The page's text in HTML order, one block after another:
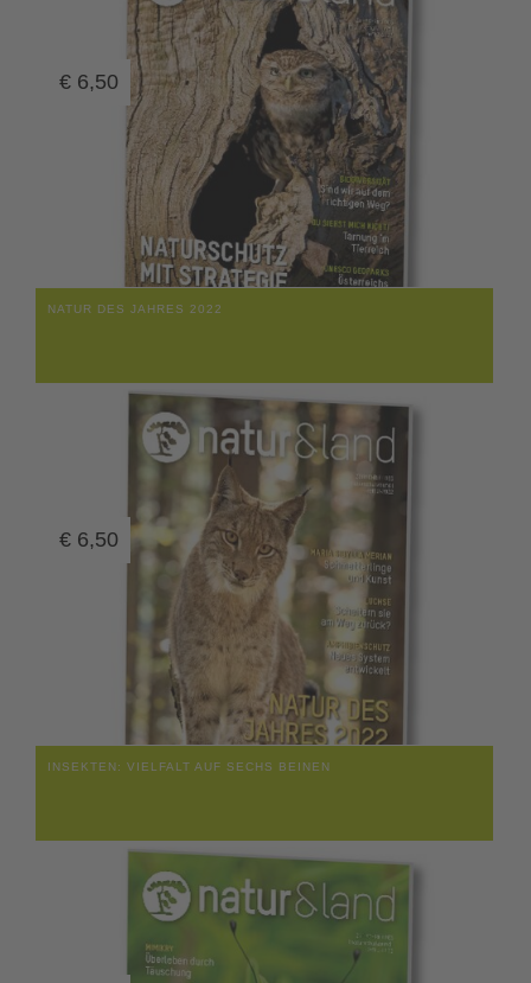
€ 6,50
NATUR DES JAHRES 2022
€ 6,50
INSEKTEN: VIELFALT AUF SECHS BEINEN